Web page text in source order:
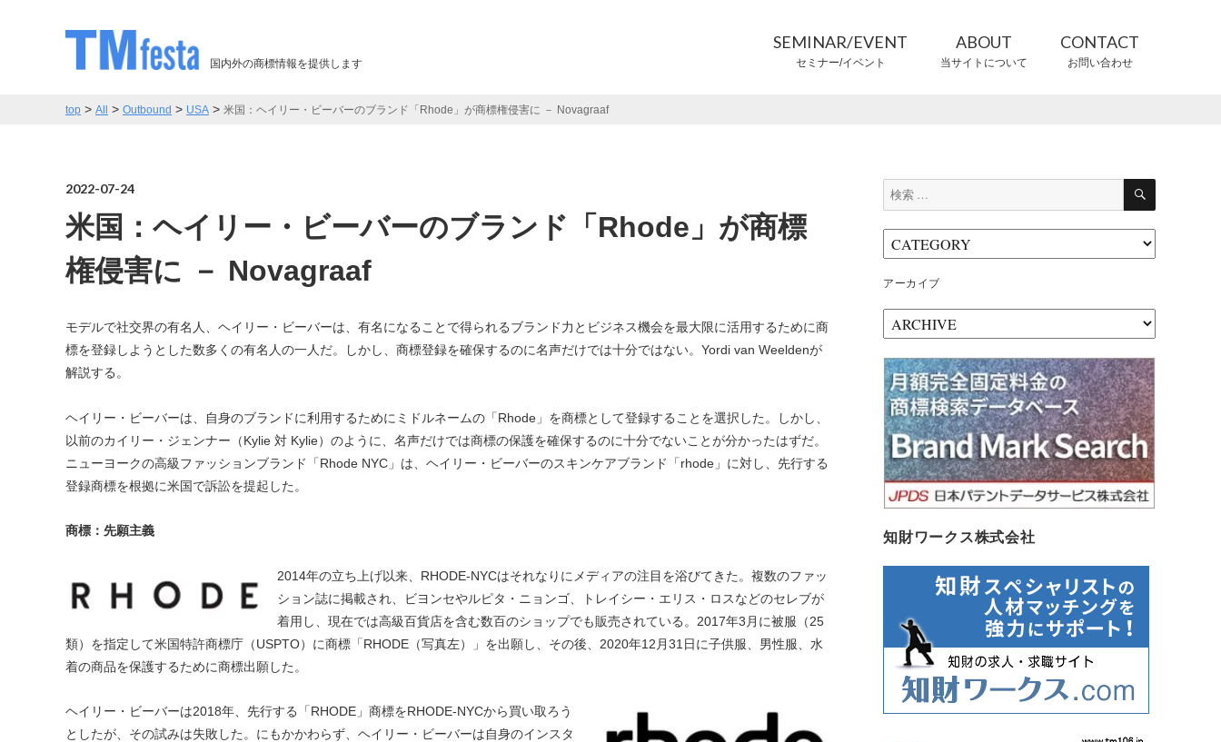
国内外の商標情報を提供します
SEMINAR/EVENT
セミナー/イベント
ABOUT
当サイトについて
CONTACT
お問い合わせ
top > All > Outbound > USA > 米国：ヘイリー・ビーバーのブランド「Rhode」が商標権侵害に － Novagraaf
2022-07-24
米国：ヘイリー・ビーバーのブランド「Rhode」が商標
権侵害に － Novagraaf
モデルで社交界の有名人、ヘイリー・ビーバーは、有名になることで得られるブランド力とビジネス機会を最大限に活用するために商
標を登録しようとした数多くの有名人の一人だ。しかし、商標登録を確保するのに名声だけでは十分ではない。Yordi van Weeldenが
解説する。
ヘイリー・ビーバーは、自身のブランドに利用するためにミドルネームの「Rhode」を商標として登録することを選択した。しかし、
以前のカイリー・ジェンナー（Kylie 対 Kylie）のように、名声だけでは商標の保護を確保するのに十分でないことが分かったはずだ。
ニューヨークの高級ファッションブランド「Rhode NYC」は、ヘイリー・ビーバーのスキンケアブランド「rhode」に対し、先行する
登録商標を根拠に米国で訴訟を提起した。
商標：先願主義
2014年の立ち上げ以来、RHODE-NYCはそれなりにメディアの注目を浴びてきた。複数のファッ
ション誌に掲載され、ビヨンセやルピタ・ニョンゴ、トレイシー・エリス・ロスなどのセレブが
着用し、現在では高級百貨店を含む数百のショップでも販売されている。2017年3月に被服（25
類）を指定して米国特許商標庁（USPTO）に商標「RHODE（写真左）」を出願し、その後、2020年12月31日に子供服、男性服、水
着の商品を保護するために商標出願した。
ヘイリー・ビーバーは2018年、先行する「RHODE」商標をRHODE-NYCから買い取ろう
としたが、その試みは失敗した。にもかかわらず、ヘイリー・ビーバーは自身のインスタ
検
索:
検
アーカイブ
ー
カ
イ
ブ
知財ワークス株式会社